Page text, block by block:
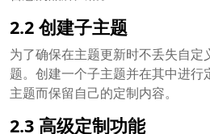
2.2 创建子主题
为了确保在主题更新时不丢失自定
题。创建一个子主题并在其中进
主题而保留自己的定制内容。
2.3 高级定制功能